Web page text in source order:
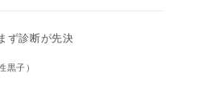
ず診断が先決
子）